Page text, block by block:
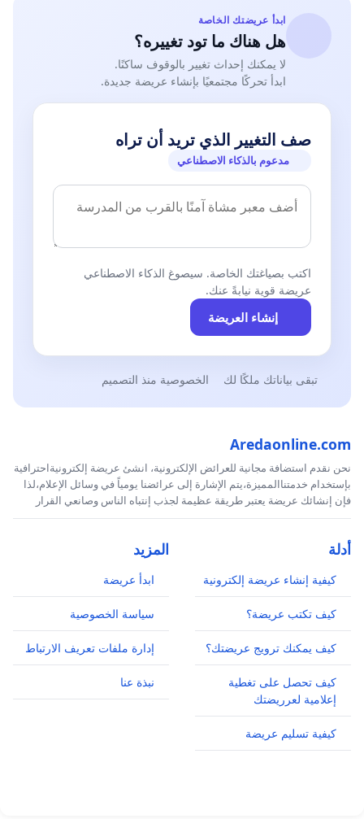
ابدأ عريضتك الخاصة
هل هناك ما تود تغييره؟
لا يمكنك إحداث تغيير بالوقوف ساكنًا.
ابدأ تحركًا مجتمعيًا بإنشاء عريضة جديدة.
صف التغيير الذي تريد أن تراه
مدعوم بالذكاء الاصطناعي
اكتب بصياغتك الخاصة. سيصوغ الذكاء الاصطناعي
عريضة قوية نيابةً عنك.
إنشاء العريضة
تبقى بياناتك ملكًا لك الخصوصية منذ التصميم
Aredaonline.com
نحن نقدم استضافة مجانية للعرائض الإلكترونية، انشئ عريضة إلكترونيةاحترافية
بإستخدام خدمتناالمميزة،يتم الإشارة إلى عرائضنا يومياً في وسائل الإعلام،لذا
فإن إنشائك عريضة يعتبر طريقة عظيمة لجذب إنتباه الناس وصانعي القرار
أدلة
كيفية إنشاء عريضة إلكترونية
كيف تكتب عريضة؟
كيف يمكنك ترويج عريضتك؟
كيف تحصل على تغطية
إعلامية لعرريضتك
كيفية تسليم عريضة
المزيد
ابدأ عريضة
سياسة الخصوصية
إدارة ملفات تعريف الارتباط
نبذة عنا